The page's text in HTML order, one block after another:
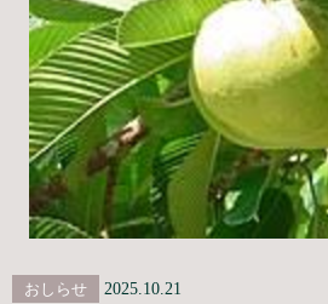
おしらせ 2025.10.21